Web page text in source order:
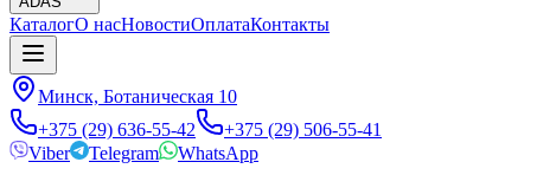
КаталогО насНовостиОплатаКонтакты
Минск, Ботаническая 10
+375 (29) 636-55-42
+375 (29) 506-55-41
Viber
Telegram WhatsApp